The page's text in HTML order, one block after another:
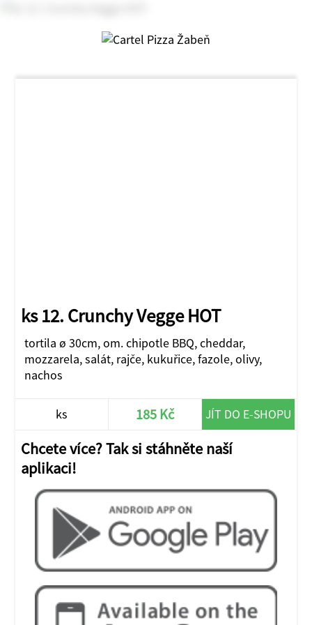
ks 12. Crunchy Vegge HOT
tortila ø 30cm, om. chipotle BBQ, cheddar,
mozzarela, salát, rajče, kukuřice, fazole, olivy,
nachos
ks 185 Kč JÍT DO E-SHOPU
Chcete více? Tak si stáhněte naší
aplikaci!